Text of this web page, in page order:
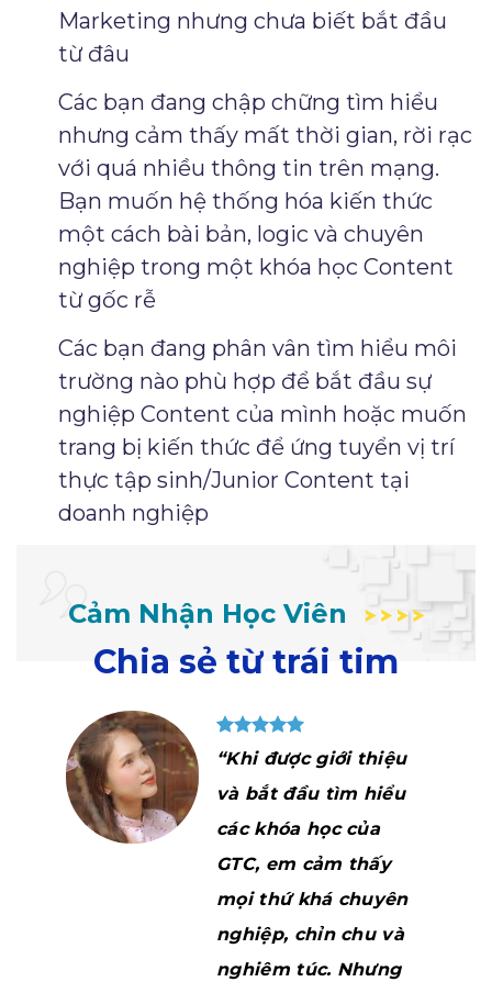
Marketing nhưng chưa biết bắt đầu
từ đâu
Các bạn đang chập chững tìm hiểu
nhưng cảm thấy mất thời gian, rời rạc
với quá nhiều thông tin trên mạng.
Bạn muốn hệ thống hóa kiến thức
một cách bài bản, logic và chuyên
nghiệp trong một khóa học Content
từ gốc rễ
Các bạn đang phân vân tìm hiểu môi
trường nào phù hợp để bắt đầu sự
nghiệp Content của mình hoặc muốn
trang bị kiến thức để ứng tuyển vị trí
thực tập sinh/Junior Content tại
doanh nghiệp
Cảm Nhận Học Viên
Chia sẻ từ trái tim
“Khi được giới thiệu
và bắt đầu tìm hiểu
các khóa học của
GTC, em cảm thấy
mọi thứ khá chuyên
nghiệp, chỉn chu và
nghiêm túc. Nhưng